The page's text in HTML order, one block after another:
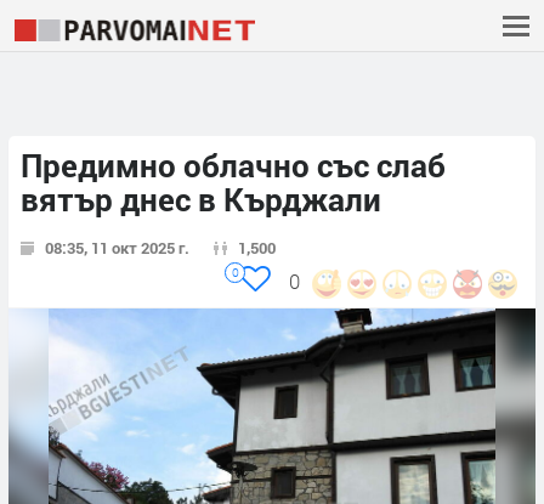
Предимно облачно със слаб
вятър днес в Кърджали
08:35, 11 окт 2025 г. 1,500
0
0